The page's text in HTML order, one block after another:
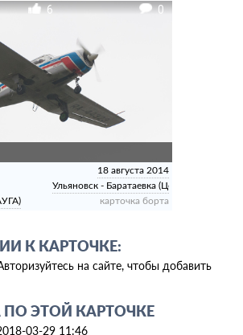
6 0
18 августа 2014
Ульяновск - Баратаевка (Центральный)
карточка борта
К КАРТОЧКЕ:
на сайте, чтобы добавить
ПО ЭТОЙ КАРТОЧКЕ
03-29 11:46